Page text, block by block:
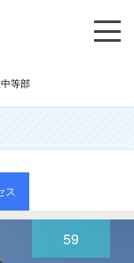
等部
ス
59